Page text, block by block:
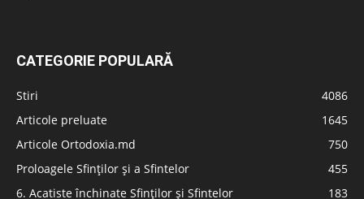
CATEGORIE POPULARĂ
Stiri
4086
Articole preluate
1645
Articole Ortodoxia.md
750
Proloagele Sfinților și a Sfintelor
455
6. Acatiste închinate Sfinților și Sfintelor
183